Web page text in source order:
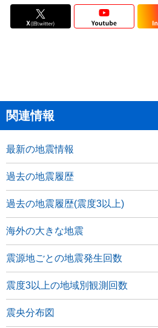
関連情報
最新の地震情報
過去の地震履歴
過去の地震履歴(震度3以上)
海外の大きな地震
震源地ごとの地震発生回数
震度3以上の地域別観測回数
震央分布図